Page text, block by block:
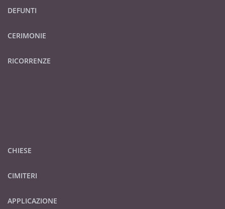
DEFUNTI
CERIMONIE
RICORRENZE
CHIESE
CIMITERI
APPLICAZIONE